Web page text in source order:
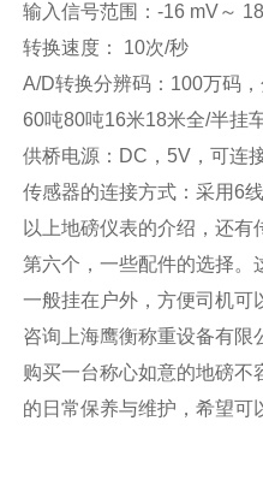
输入信号范围： -16 mV～
转换速度：
10次/秒
A/D转换分辨码： 100万码
60吨80吨16米18米全/半挂
供桥电源： DC ， 5V，可连
传感器的连接方式：采用6
以上地磅仪表的介绍，还有
第六个，一些配件的选择。
一般挂在户外，方便司机可
咨询上海鹰衡称重设备有限
购买一台称心如意的地磅不
的日常保养与维护，希望可